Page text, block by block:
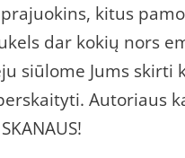
kitus
dar kokių nors
siūlome Jums skirti
Autoriaus